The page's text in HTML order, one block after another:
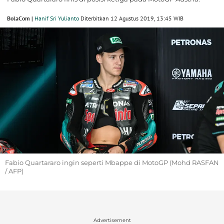
BolaCom | Hanif Sri Yulianto Diterbitkan 12 Agustus 2019, 13:45 WIB
Fabio Quartararo ingin seperti Mbappe di MotoGP (Mohd RASFAN
/ AFP)
Advertisement